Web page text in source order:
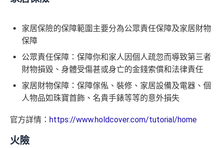
家居保險的保障範圍主要分為公眾責任保障及家居財物
保障
公眾責任保障：保障你和家人因個人疏忽而導致第三者
財物損毀、身體受傷甚或身亡的金錢索償和法律責任
家居財物保障：保障傢俬、裝修、家居設備及電器、個
人物品如珠寶首飾、名貴手錶等等的意外損失
官方詳情： https://www.holdcover.com/tutorial/home
火險